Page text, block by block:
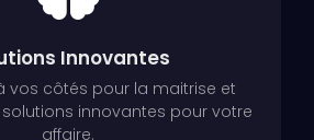
Innovantes
vos côtés pour la maitrise et
innovantes pour votre
affaire.